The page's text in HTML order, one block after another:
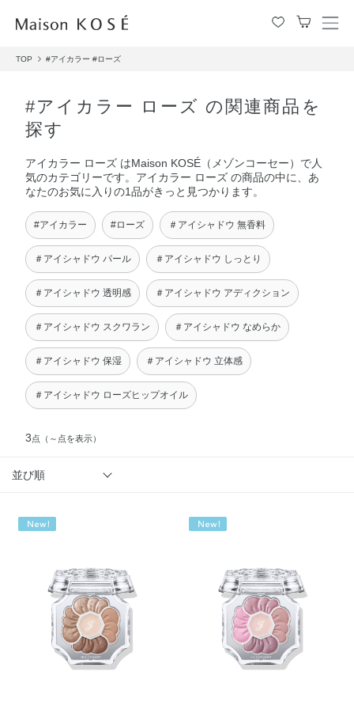
メ
TOP #アイカラー #ローズ
#アイカラー ローズ の関連商品を
探す
アイカラー ローズ はMaison KOSÉ（メゾンコーセー）で人
気のカテゴリーです。アイカラー ローズ の商品の中に、あ
なたのお気に入りの1品がきっと見つかります。
#アイカラー #ローズ ＃アイシャドウ 無香料
＃アイシャドウ パール ＃アイシャドウ しっとり
＃アイシャドウ 透明感 ＃アイシャドウ アディクション
＃アイシャドウ スクワラン ＃アイシャドウ なめらか
＃アイシャドウ 保湿 ＃アイシャドウ 立体感
＃アイシャドウ ローズヒップオイル
3点 （～点を表示）
並び順